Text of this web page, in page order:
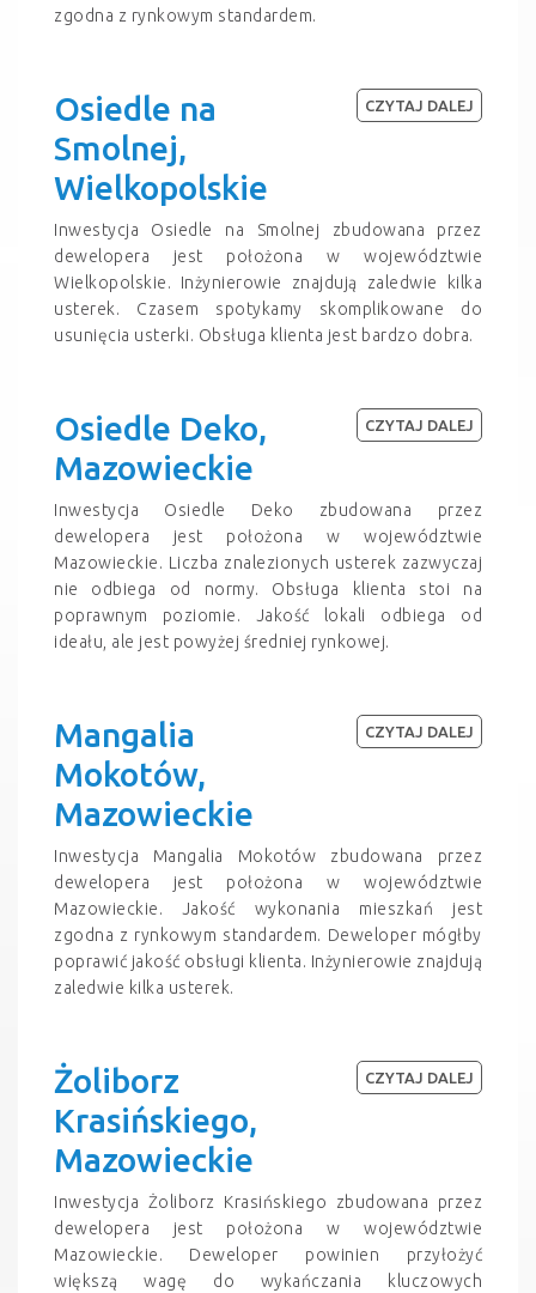
zgodna z rynkowym standardem.
Osiedle na
Smolnej,
Wielkopolskie
Inwestycja Osiedle na Smolnej zbudowana przez
dewelopera jest położona w województwie
Wielkopolskie. Inżynierowie znajdują zaledwie kilka
usterek. Czasem spotykamy skomplikowane do
usunięcia usterki. Obsługa klienta jest bardzo dobra.
CZYTAJ DALEJ
Osiedle Deko,
Mazowieckie
Inwestycja Osiedle Deko zbudowana przez
dewelopera jest położona w województwie
Mazowieckie. Liczba znalezionych usterek zazwyczaj
nie odbiega od normy. Obsługa klienta stoi na
poprawnym poziomie. Jakość lokali odbiega od
ideału, ale jest powyżej średniej rynkowej.
CZYTAJ DALEJ
Mangalia
Mokotów,
Mazowieckie
Inwestycja Mangalia Mokotów zbudowana przez
dewelopera jest położona w województwie
Mazowieckie. Jakość wykonania mieszkań jest
zgodna z rynkowym standardem. Deweloper mógłby
poprawić jakość obsługi klienta. Inżynierowie znajdują
zaledwie kilka usterek.
CZYTAJ DALEJ
Żoliborz
Krasińskiego,
Mazowieckie
Inwestycja Żoliborz Krasińskiego zbudowana przez
dewelopera jest położona w województwie
Mazowieckie. Deweloper powinien przyłożyć
większą wagę do wykańczania kluczowych
CZYTAJ DALEJ